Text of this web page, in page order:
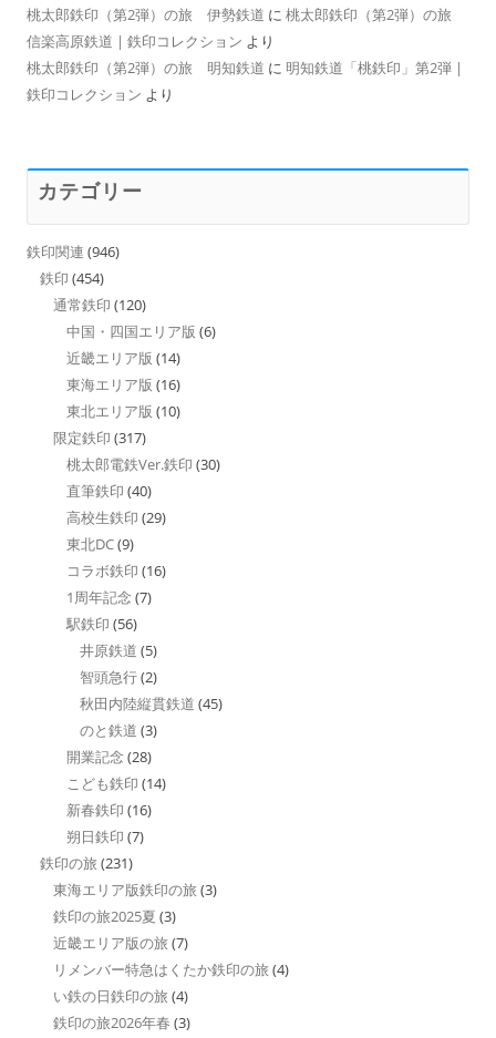
桃太郎鉄印（第2弾）の旅 伊勢鉄道 に 桃太郎鉄印（第2弾）の旅
信楽高原鉄道 | 鉄印コレクション より
桃太郎鉄印（第2弾）の旅 明知鉄道 に 明知鉄道「桃鉄印」第2弾 |
鉄印コレクション より
カテゴリー
鉄印関連 (946)
鉄印 (454)
通常鉄印 (120)
中国・四国エリア版 (6)
近畿エリア版 (14)
東海エリア版 (16)
東北エリア版 (10)
限定鉄印 (317)
桃太郎電鉄Ver.鉄印 (30)
直筆鉄印 (40)
高校生鉄印 (29)
東北DC(9)
コラボ鉄印 (16)
1周年記念 (7)
駅鉄印 (56)
井原鉄道 (5)
智頭急行(2)
秋田内陸縦貫鉄道 (45)
のと鉄道 (3)
開業記念 (28)
こども鉄印 (14)
新春鉄印 (16)
朔日鉄印 (7)
鉄印の旅 (231)
東海エリア版鉄印の旅 (3)
鉄印の旅2025夏 (3)
近畿エリア版の旅 (7)
リメンバー特急はくたか鉄印の旅 (4)
い鉄の日鉄印の旅 (4)
鉄印の旅2026年春 (3)